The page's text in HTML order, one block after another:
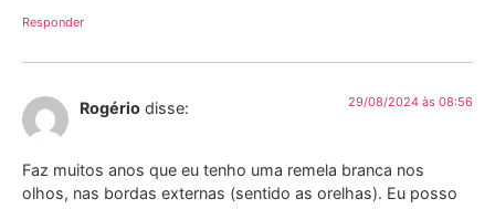
Responder
Rogério disse: 29/08/2024 às 08:56
Faz muitos anos que eu tenho uma remela branca nos
olhos, nas bordas externas (sentido as orelhas). Eu posso